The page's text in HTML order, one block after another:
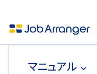
マニュアル